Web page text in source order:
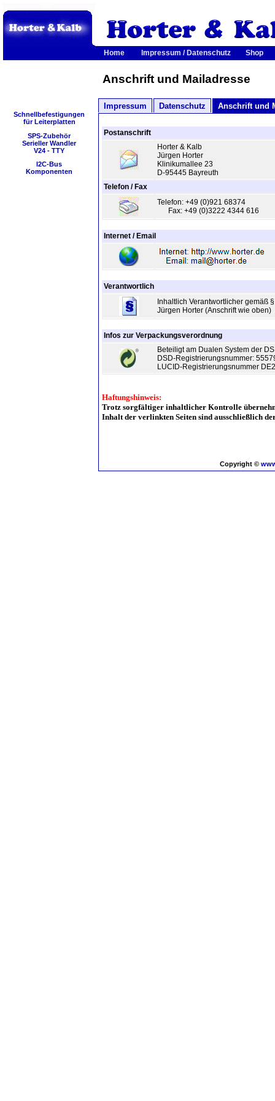
Home Impressum / Datenschutz Shop
Anschrift und Mailadresse
Schnellbefestigungen
für Leiterplatten
SPS-Zubehör
Serieller Wandler
V24 - TTY
I2C-Bus
Komponenten
Impressum Datenschutz Anschrift und
Postanschrift
Horter & Kalb
Jürgen Horter
Klinikumallee 23
D-95445 Bayreuth
Telefon / Fax
Telefon: +49 (0)921 68374
Fax: +49 (0)3222 4344 616
Internet / Email
Verantwortlich
Inhaltlich Verantwortlicher gemäß
Jürgen Horter (Anschrift wie oben)
Infos zur Verpackungsverordnung
Beteiligt am Dualen System der
DSD-Registrierungsnummer:
LUCID-Registrierungsnummer
Haftungshinweis:
Trotz sorgfältiger inhaltlicher Kontrolle
Inhalt der verlinkten Seiten sind ausschließlich
Copyright ©